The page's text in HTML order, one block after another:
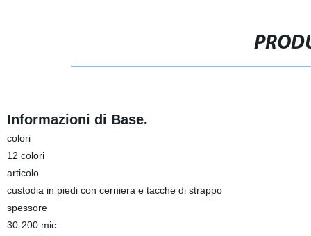
Informazioni di Base.
colori
12 colori
articolo
custodia in piedi con cerniera e tacche di strappo
spessore
30-200 mic